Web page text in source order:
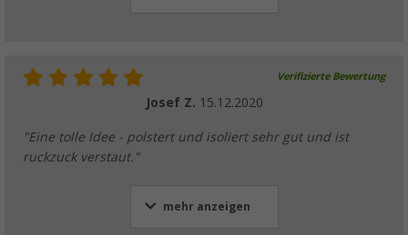
Verifizierte Bewertung
Josef Z. 15.12.2020
"Eine tolle Idee - polstert und isoliert sehr gut und ist
ruckzuck verstaut."
mehr anzeigen